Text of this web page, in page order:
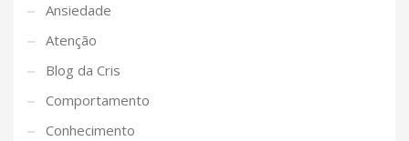
Ansiedade
Atenção
Blog da Cris
Comportamento
Conhecimento